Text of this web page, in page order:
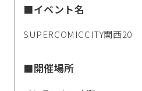
■イベント名
SUPERCOMICCITY関西20
■開催場所